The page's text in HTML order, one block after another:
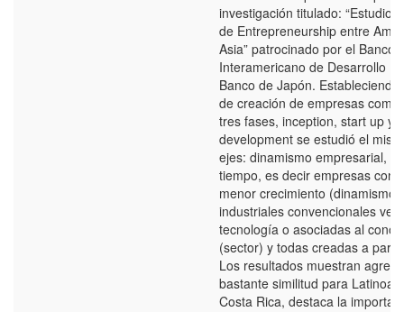
investigación titulado: “Estudio
de Entrepreneurship entre
Asia” patrocinado por el Banco
Interamericano de Desarrollo
Banco de Japón.
de creación de empresas
tres fases, inception, start up y
development se estudió el
ejes: dinamismo empresarial,
tiempo, es decir empresas con
menor crecimiento
industriales convencionales
tecnología o asociadas al
(sector) y todas creadas a
Los resultados muestran
bastante similitud para
Costa Rica, destaca la